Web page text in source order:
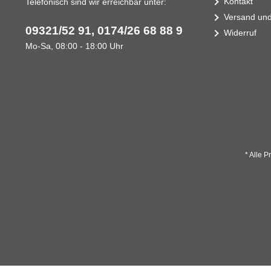
09321/52 91, 0174/26 68 88 9
Mo-Sa, 08:00 - 18:00 Uhr
Versand
Widerruf
* Alle